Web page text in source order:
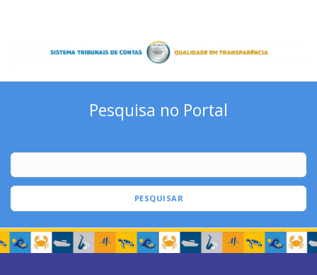
Pesquisa no Portal
PESQUISAR